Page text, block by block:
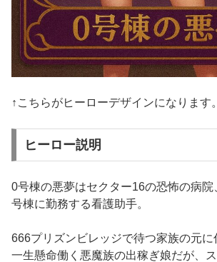
↑こちらがヒーローデザインになります。
ヒーロー説明
0号棟の悪夢はセクター16の恐怖の病
号棟に勤務する看護助手。
666プリズンビレッジで待つ家族の元に
一生懸命働く悪魔族の出稼ぎ娘だが、